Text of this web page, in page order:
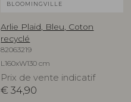
BLOOMINGVILLE
Arlie Plaid, Bleu, Coton
recyclé
82063219
L160xW130 cm
Prix de vente indicatif
€ 34,90